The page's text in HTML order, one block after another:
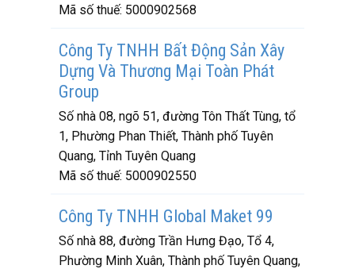
Mã số thuế: 5000902568
Công Ty TNHH Bất Động Sản Xây
Dựng Và Thương Mại Toàn Phát
Group
Số nhà 08, ngõ 51, đường Tôn Thất Tùng, tổ
1, Phường Phan Thiết, Thành phố Tuyên
Quang, Tỉnh Tuyên Quang
Mã số thuế: 5000902550
Công Ty TNHH Global Maket 99
Số nhà 88, đường Trần Hưng Đạo, Tổ 4,
Phường Minh Xuân, Thành phố Tuyên Quang,